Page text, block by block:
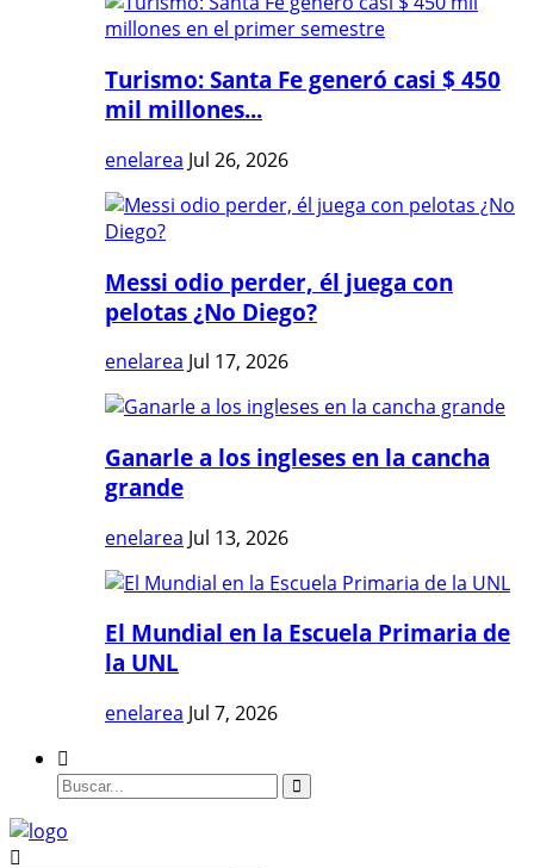
Turismo: Santa Fe generó casi $ 450
mil millones...
enelarea Jul 26, 2026
Messi odio perder, él juega con
pelotas ¿No Diego?
enelarea Jul 17, 2026
Ganarle a los ingleses en la cancha
grande
enelarea Jul 13, 2026
El Mundial en la Escuela Primaria de
la UNL
enelarea Jul 7, 2026